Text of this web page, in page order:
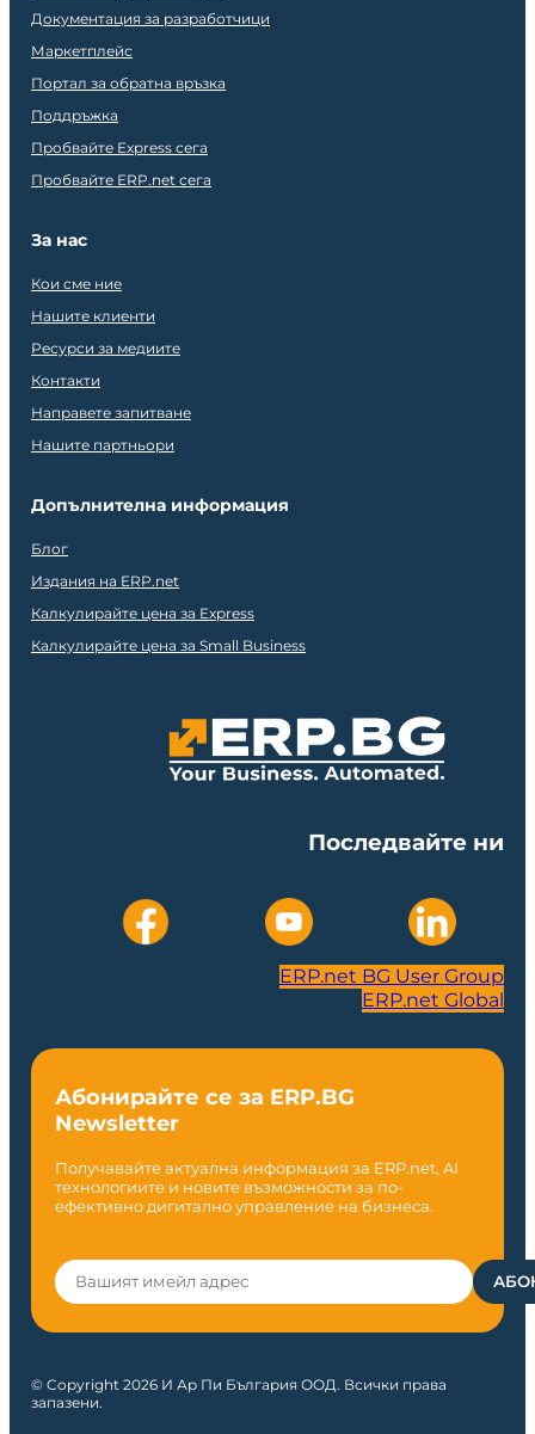
Документация за разработчици
Маркетплейс
Портал за обратна връзка
Поддръжка
Пробвайте Express сега
Пробвайте ERP.net сега
За нас
Кои сме ние
Нашите клиенти
Ресурси за медиите
Контакти
Направете запитване
Нашите партньори
Допълнителна информация
Блог
Издания на ERP.net
Калкулирайте цена за Express
Калкулирайте цена за Small Business
Последвайте ни
ERP.net BG User Group
ERP.net Global
Абонирайте се за ERP.BG
Newsletter
Получавайте актуална информация за ERP.net, AI
технологиите и новите възможности за по-
ефективно дигитално управление на бизнеса.
© Copyright 2026 И Ар Пи България ООД. Всички права
запазени.